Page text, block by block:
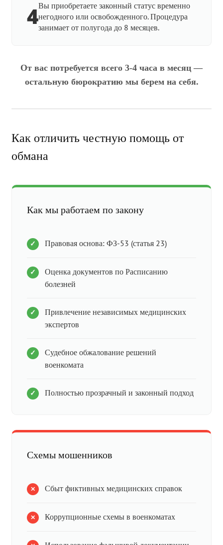
4Вы приобретаете законный статус временно
негодного или освобожденного. Процедура
занимает от полугода до 8 месяцев.
От вас потребуется всего 3-4 часа в месяц —
остальную бюрократию мы берем на себя.
Как отличить честную помощь от
обмана
Как мы работаем по закону
Правовая основа: ФЗ-53 (статья 23)
Оценка документов по Расписанию
болезней
Привлечение независимых медицинских
экспертов
Судебное обжалование решений
военкомата
Полностью прозрачный и законный подход
Схемы мошенников
Сбыт фиктивных медицинских справок
Коррупционные схемы в военкоматах